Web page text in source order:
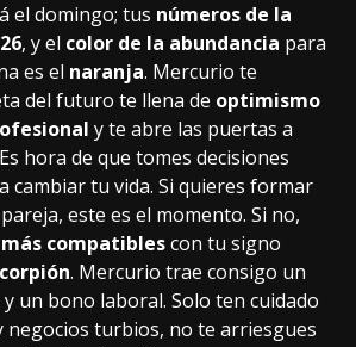
el domingo; tus números de la
, y el color de la abundancia para
es el naranja. Mercurio te
del futuro te llena de optimismo
y te abre las puertas a
hora de que tomes decisiones
cambiar tu vida. Si quieres formar
este es el momento. Si no,
compatiblescon tu signo
. Mercurio trae consigo un
un bono laboral. Solo ten cuidado
negocios turbios, no te arriesgues